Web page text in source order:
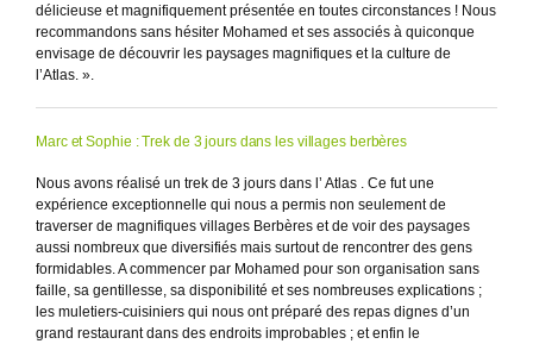
délicieuse et magnifiquement présentée en toutes circonstances ! Nous
recommandons sans hésiter Mohamed et ses associés à quiconque
envisage de découvrir les paysages magnifiques et la culture de
l’Atlas. ».
Marc et Sophie : Trek de 3 jours dans les villages berbères
Nous avons réalisé un trek de 3 jours dans l’ Atlas . Ce fut une
expérience exceptionnelle qui nous a permis non seulement de
traverser de magnifiques villages Berbères et de voir des paysages
aussi nombreux que diversifiés mais surtout de rencontrer des gens
formidables. A commencer par Mohamed pour son organisation sans
faille, sa gentillesse, sa disponibilité et ses nombreuses explications ;
les muletiers-cuisiniers qui nous ont préparé des repas dignes d’un
grand restaurant dans des endroits improbables ; et enfin le